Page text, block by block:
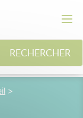
RECHERCHER
>